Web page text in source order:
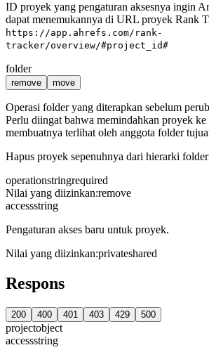
ID proyek yang pengaturan aksesnya ingin
dapat menemukannya di URL proyek Rank
https://app.ahrefs.com/rank-
tracker/overview/#project_id#
folder
remove move
Operasi folder yang diterapkan sebelum
Perlu diingat bahwa memindahkan proyek
membuatnya terlihat oleh anggota folder
Hapus proyek sepenuhnya dari hierarki
operationstringrequired
Nilai yang diizinkan:remove
accessstring
Pengaturan akses baru untuk proyek.
Nilai yang diizinkan:privateshared
Respons
200 400 401 403 429 500
projectobject
accessstring